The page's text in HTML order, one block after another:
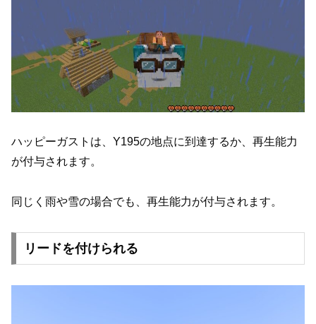
ハッピーガストは、Y195の地点に到達するか、再生能力
が付与されます。
同じく雨や雪の場合でも、再生能力が付与されます。
リードを付けられる